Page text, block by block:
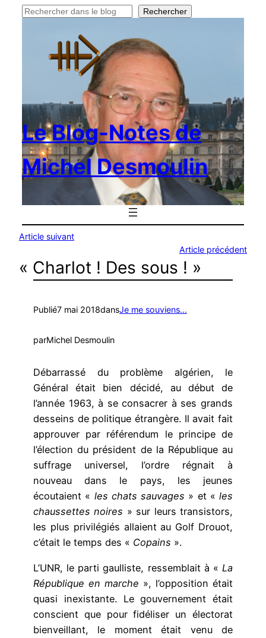
Rechercher Rechercher
Le Blog-Notes de
Michel Desmoulin
Article suivant
Article précédent
« Charlot ! Des sous ! »
Publié7 mai 2018dansJe me souviens…
parMichel Desmoulin
Débarrassé du problème algérien, le
Général était bien décidé, au début de
l’année 1963, à se consacrer à ses grands
desseins de politique étrangère. Il avait fait
approuver par référendum le principe de
l’élection du président de la République au
suffrage universel, l’ordre régnait à
nouveau dans le pays, les jeunes
écoutaient « les chats sauvages » et « les
chaussettes noires » sur leurs transistors,
les plus privilégiés allaient au Golf Drouot,
c’était le temps des « Copains ».
L’UNR, le parti gaulliste, ressemblait à « La
République en marche », l’opposition était
quasi inexistante. Le gouvernement était
conscient que pour fidéliser un électorat
bienveillant, le moment était venu de